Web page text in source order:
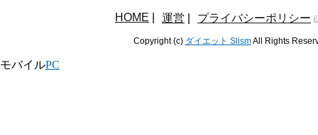
HOME 運営 プライバシーポリシー
Copyright (c) ダイエット SlismAll Rights
モバイルPC